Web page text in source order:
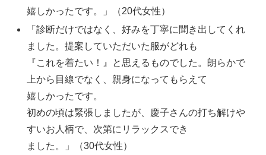
嬉しかったです。」（20代女性）
「診断だけではなく、好みを丁寧に聞き出してくれ
ました。提案していただいた服がどれも
『これを着たい！』と思えるものでした。朗らかで
上から目線でなく、親身になってもらえて
嬉しかったです。
初めの頃は緊張しましたが、慶子さんの打ち解けや
すいお人柄で、次第にリラックスでき
ました。」（30代女性）